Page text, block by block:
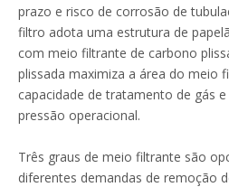
Filtro BFE99 de boa qualidade tecido não tecido fundido/fundido
prazo e risco de corrosão de
filtro adota uma estrutura de
com meio filtrante de carbono
plissada maximiza a área do meio
capacidade de tratamento de gás
pressão operacional.
Três graus de meio filtrante são
diferentes demandas de remoção